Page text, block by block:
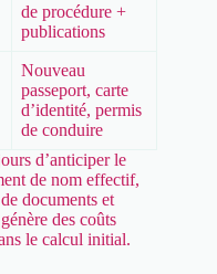
de procédure +
publications
Nouveau
passeport, carte
d’identité, permis
de conduire
d’anticiper le
de nom effectif,
documents et
des coûts
le calcul initial.